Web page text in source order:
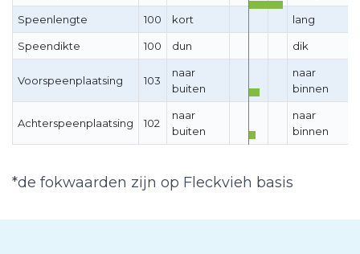
Speenlengte 100 kort lang
Speendikte 100 dun dik
Voorspeenplaatsing 103
naar
buiten
naar
binnen
Achterspeenplaatsing 102
naar
buiten
naar
binnen
*de fokwaarden zijn op Fleckvieh basis